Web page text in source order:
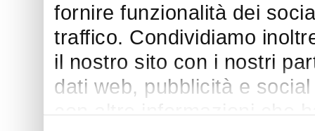
fornire funzionalità dei
traffico. Condividiamo
il nostro sito con i nostri
dati web, pubblicità e